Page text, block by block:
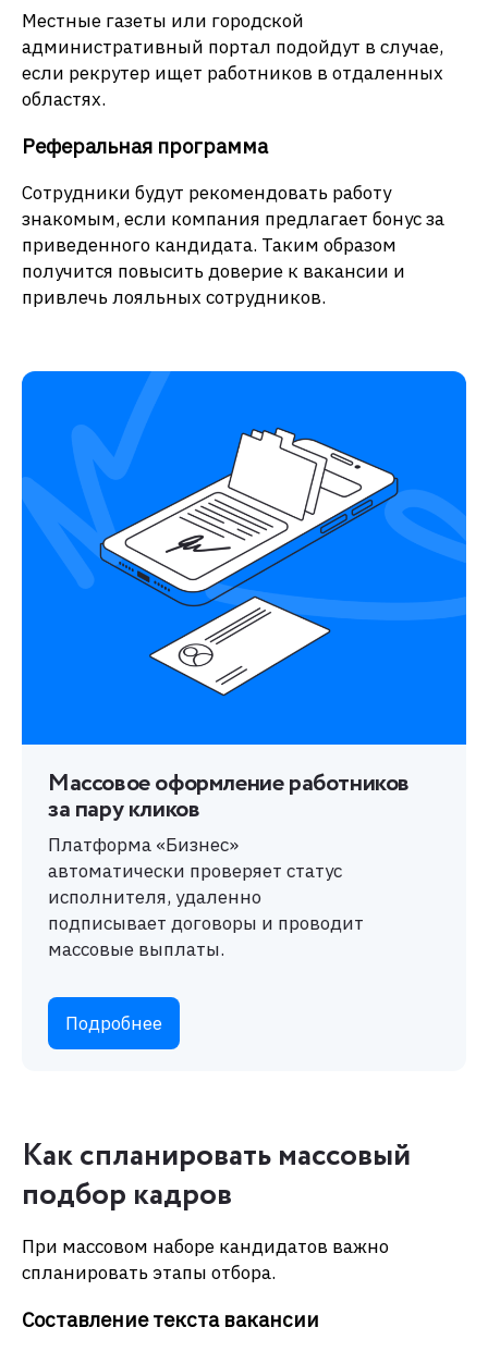
Местные газеты или городской
административный портал подойдут в случае,
если рекрутер ищет работников в отдаленных
областях.
Реферальная программа
Сотрудники будут рекомендовать работу
знакомым, если компания предлагает бонус за
приведенного кандидата. Таким образом
получится повысить доверие к вакансии и
привлечь лояльных сотрудников.
Массовое оформление работников
за пару кликов
Платформа «Бизнес»
автоматически проверяет статус
исполнителя, удаленно
подписывает договоры и проводит
массовые выплаты.
Подробнее
Как спланировать массовый
подбор кадров
При массовом наборе кандидатов важно
спланировать этапы отбора.
Составление текста вакансии